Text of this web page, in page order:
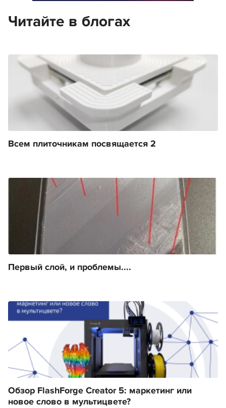
Читайте в блогах
Всем плиточникам посвящается 2
Первый слой, и проблемы....
Обзор FlashForge Creator 5: маркетинг или
новое слово в мультицвете?